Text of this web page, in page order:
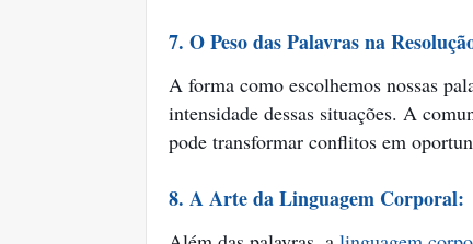
7. O Peso das Palavras na
A forma como escolhemos nossas
intensidade dessas situações. A
pode transformar conflitos em
8. A Arte da Linguagem Corporal: